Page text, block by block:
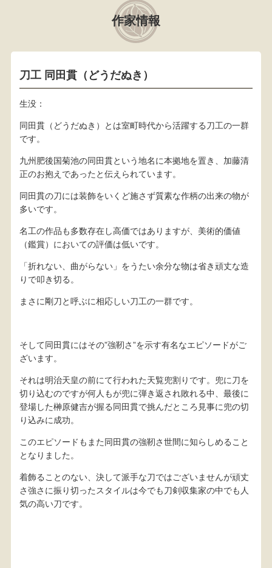
作家情報
刀工 同田貫（どうだぬき）
生没：
同田貫（どうだぬき）とは室町時代から活躍する刀工の一群
です。
九州肥後国菊池の同田貫という地名に本拠地を置き、加藤清
正のお抱えであったと伝えられています。
同田貫の刀には装飾をいくど施さず質素な作柄の出来の物が
多いです。
名工の作品も多数存在し高価ではありますが、美術的価値
（鑑賞）においての評価は低いです。
「折れない、曲がらない」をうたい余分な物は省き頑丈な造
りで叩き切る。
まさに剛刀と呼ぶに相応しい刀工の一群です。
そして同田貫にはその”強靭さ”を示す有名なエピソードがご
ざいます。
それは明治天皇の前にて行われた天覧兜割りです。兜に刀を
切り込むのですが何人もが兜に弾き返され敗れる中、最後に
登場した榊原健吉が握る同田貫で挑んだところ見事に兜の切
り込みに成功。
このエピソードもまた同田貫の強靭さ世間に知らしめること
となりました。
着飾ることのない、決して派手な刀ではございませんが頑丈
さ強さに振り切ったスタイルは今でも刀剣収集家の中でも人
気の高い刀です。